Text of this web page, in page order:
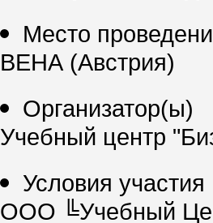
Место
ВЕНА (Австрия)
Организатор(ы)
Учебный центр
Условия
ООО ╚Учебный